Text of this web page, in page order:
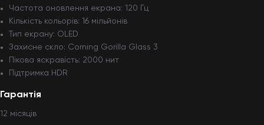
Частота оновлення екрана: 120 Гц
Кількість кольорів: 16 мільйонів
Тип екрану: OLED
Захисне скло: Corning Gorilla Glass 3
Пікова яскравість: 2000 нит
Підтримка HDR
Гарантія
12 мiсяцiв